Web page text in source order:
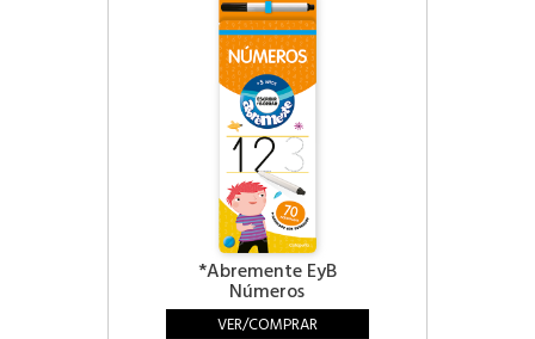
*Abremente EyB
Números
VER/COMPRAR